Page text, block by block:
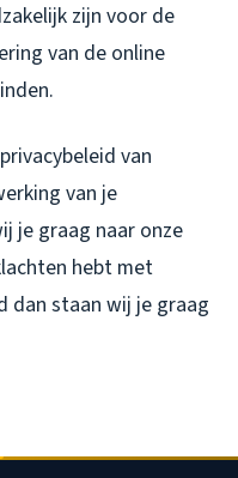
zijn voor de
van de online
van
van je
je graag naar onze
hebt met
dan staan wij je graag